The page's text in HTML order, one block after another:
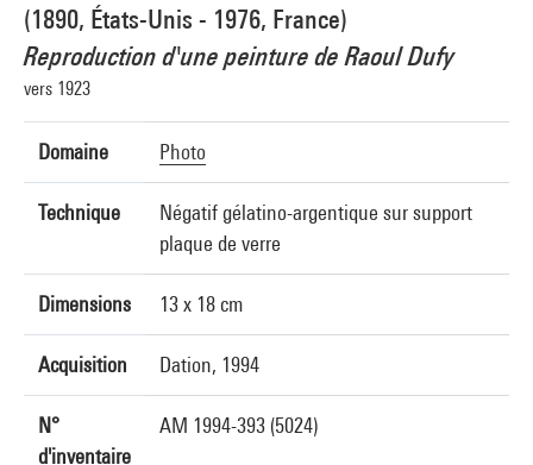
(1890, États-Unis - 1976, France)
Reproduction d'une peinture de Raoul Dufy
vers 1923
Domaine Photo
Technique
Négatif gélatino-argentique sur support
plaque de verre
Dimensions 13 x 18 cm
Acquisition Dation, 1994
N°
d'inventaire
AM 1994-393 (5024)